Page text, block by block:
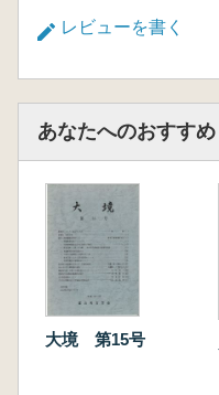
レビューを書く
あなたへのおすすめ
大境 第15号